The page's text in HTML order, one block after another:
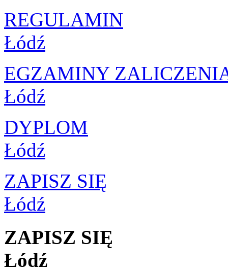
REGULAMIN
Łódź
EGZAMINY
Łódź
DYPLOM
Łódź
ZAPISZ SIĘ
Łódź
ZAPISZ SIĘ
Łódź